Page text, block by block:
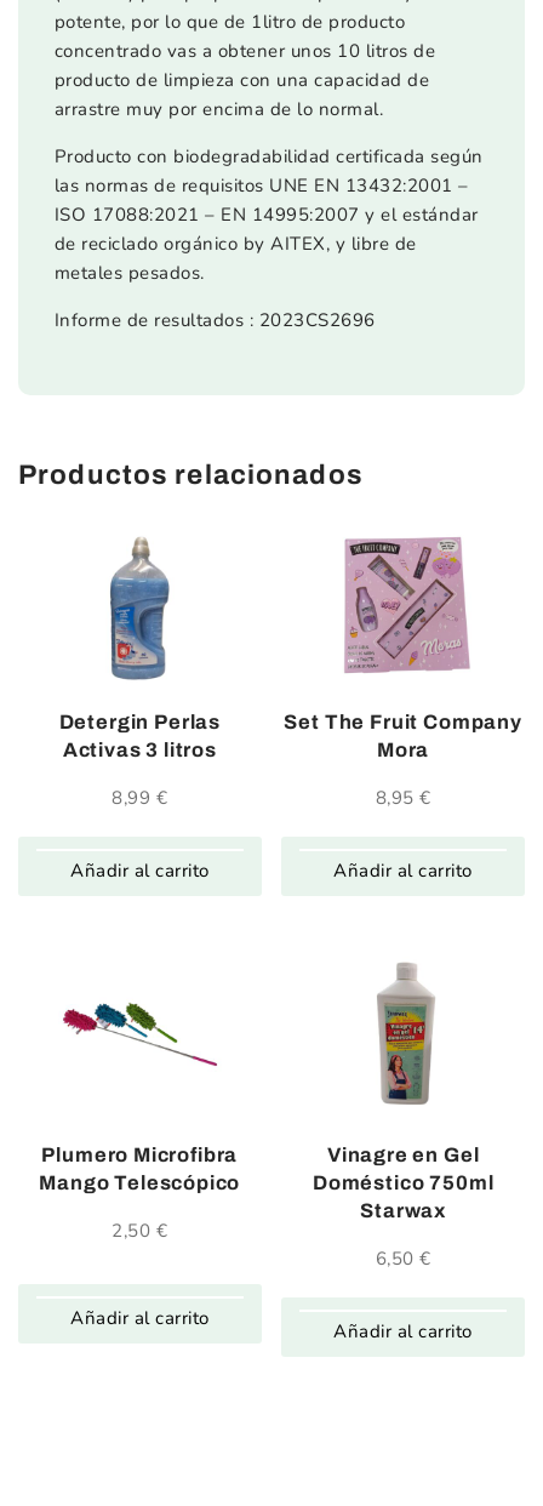
potente, por lo que de 1litro de producto
concentrado vas a obtener unos 10 litros de
producto de limpieza con una capacidad de
arrastre muy por encima de lo normal.
Producto con biodegradabilidad certificada según
las normas de requisitos UNE EN 13432:2001 –
ISO 17088:2021 – EN 14995:2007 y el estándar
de reciclado orgánico by AITEX, y libre de
metales pesados.
Informe de resultados : 2023CS2696
Productos relacionados
Detergin Perlas
Activas 3 litros
8,99 €
Añadir al carrito
Set The Fruit Company
Mora
8,95€
Añadir al carrito
Plumero Microfibra
Mango Telescópico
2,50 €
Añadir al carrito
Vinagre en Gel
Doméstico 750ml
Starwax
6,50€
Añadir al carrito